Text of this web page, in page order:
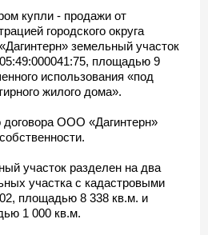
купли - продажи от
городского округа
земельный участок
площадью 9
использования «под
жилого дома».
договора ООО «Дагинтерн»
участок разделен на два
участка с кадастровыми
площадью 8 338 кв.м. и
1 000 кв.м.